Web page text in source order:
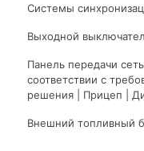
Системы
Выходной
Панель передачи
соответствии с
решения | Прицеп |
Внешний топливный